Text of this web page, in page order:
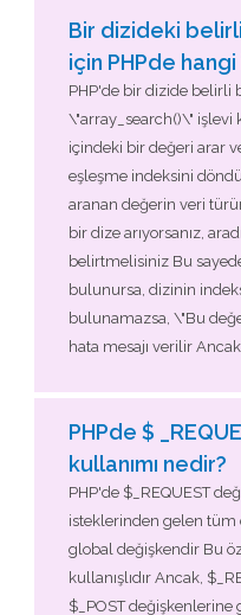
Bir dizideki
için PHPde hangi
PHP'de bir dizide belirli
\"array_search()\" işlevi
içindeki bir değeri arar
eşleşme indeksini
aranan değerin veri
bir dize arıyorsanız,
belirtmelisiniz Bu
bulunursa, dizinin
bulunamazsa, \"Bu
hata mesajı verilir
PHPde $
kullanımı nedir?
PHP'de $_REQUEST
isteklerinden gelen
global değişkendir Bu
kullanışlıdır Ancak,
$_POST değişkenlerine